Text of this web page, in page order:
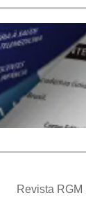
Revista RGM |